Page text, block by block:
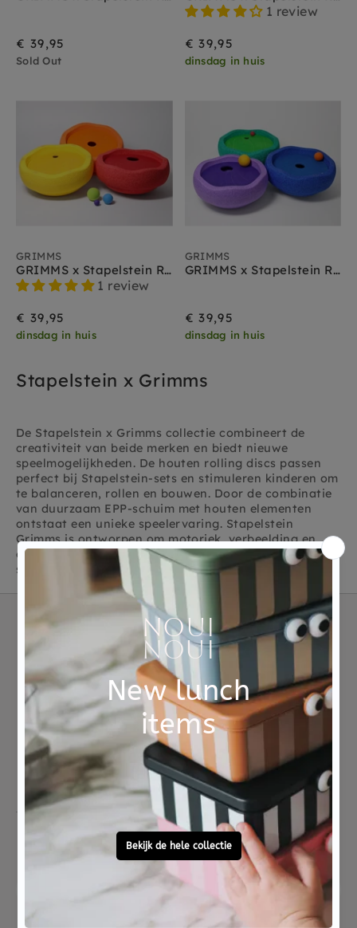
Stapelstein pastel
Stapelstein base
Stapelstein inside
Stapelstein spring special 2026
€ 39,95
Sold Out
1 review
€ 39,95
dinsdag in huis
GRIMMS
GRIMMS x Stapelstein Rolling Discs Warm Classic
1 review
€ 39,95
dinsdag in huis
GRIMMS
GRIMMS x Stapelstein Rolling Discs Cool Classic
€ 39,95
dinsdag in huis
Stapelstein x Grimms
De Stapelstein x Grimms collectie combineert de
creativiteit van beide merken en biedt nieuwe
speelmogelijkheden. De houten rolling discs passen
perfect bij Stapelstein-sets en stimuleren kinderen om
te balanceren, rollen en bouwen. Door de combinatie
van duurzaam EPP-schuim met houten elementen
ontstaat een unieke speelervaring. Stapelstein
Grimms is ontworpen om motoriek, verbeelding en
creativiteit te stimuleren en biedt kinderen eindeloos
speelplezier met veilige en duurzame materialen.
Not good?
Money Back
Ordered before 15:00,
tomorrow at home
Free personal
gift service
To ask?
Call 0572 - 700 203
Let's stay in touch